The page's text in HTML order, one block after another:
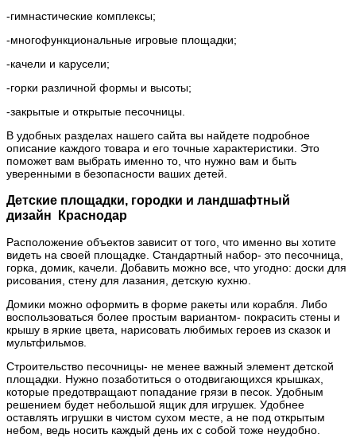
-гимнастические комплексы;
-многофункциональные игровые площадки;
-качели и карусели;
-горки различной формы и высоты;
-закрытые и открытые песочницы.
В удобных разделах нашего сайта вы найдете подробное
описание каждого товара и его точные характеристики. Это
поможет вам выбрать именно то, что нужно вам и быть
уверенными в безопасности ваших детей.
Детские площадки, городки и ландшафтный
дизайн Краснодар
Расположение объектов зависит от того, что именно вы хотите
видеть на своей площадке. Стандартный набор- это песочница,
горка, домик, качели. Добавить можно все, что угодно: доски для
рисования, стену для лазания, детскую кухню.
Домики можно оформить в форме ракеты или корабля. Либо
воспользоваться более простым вариантом- покрасить стены и
крышу в яркие цвета, нарисовать любимых героев из сказок и
мультфильмов.
Строительство песочницы- не менее важный элемент детской
площадки. Нужно позаботиться о отодвигающихся крышках,
которые предотвращают попадание грязи в песок. Удобным
решением будет небольшой ящик для игрушек. Удобнее
оставлять игрушки в чистом сухом месте, а не под открытым
небом, ведь носить каждый день их с собой тоже неудобно.